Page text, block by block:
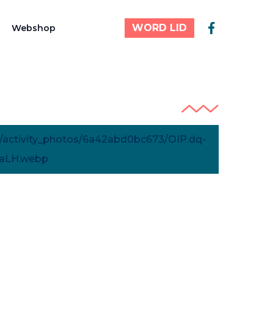
Webshop WORD LID